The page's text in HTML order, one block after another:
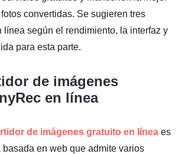
convertidas. Se sugieren tres
línea según el rendimiento, la interfaz y
para esta parte.
de imágenes
en línea
de imágenes gratuito en línea es
basada en web que admite varios